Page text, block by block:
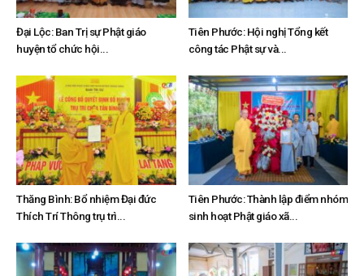
Đại Lộc: Ban Trị sự Phật giáo
huyện tổ chức hội...
Tiên Phước: Hội nghị Tổng kết
công tác Phật sự và...
Thăng Bình: Bổ nhiệm Đại đức
Thích Trí Thông trụ trì...
Tiên Phước: Thành lập điểm nhóm
sinh hoạt Phật giáo xã...